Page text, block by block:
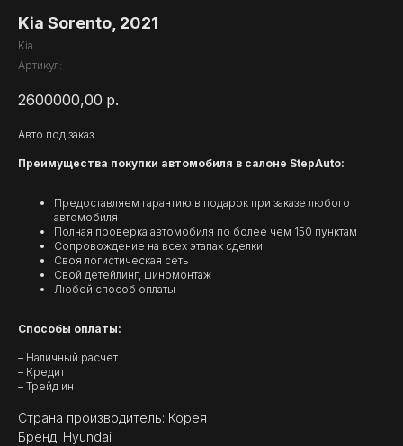
Kia Sorento, 2021
Kia
Артикул:
2600000,00 р.
Авто под заказ
Преимущества покупки автомобиля в салоне StepAuto:
Предоставляем гарантию в подарок при заказе любого
автомобиля
Полная проверка автомобиля по более чем 150 пунктам
Сопровождение на всех этапах сделки
Своя логистическая сеть
Свой детейлинг, шиномонтаж
Любой способ оплаты
Способы оплаты:
– Наличный расчет
– Кредит
– Трейд ин
Страна производитель: Корея
Бренд: Hyundai